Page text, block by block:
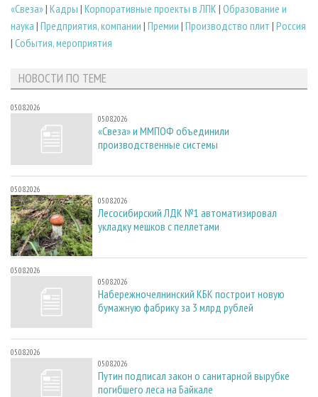
«Свеза»| Кадры | Корпоративные проекты в ЛПК | Образование и
наука | Предприятия, компании | Премии | Производство плит | Россия
| События, мероприятия
НОВОСТИ ПО ТЕМЕ
05.08.2026
05.08.2026
«Свеза» и ММПОФ объединили
производственные системы
05.08.2026
05.08.2026
Лесосибирский ЛДК №1 автоматизировал
укладку мешков с пеллетами
05.08.2026
05.08.2026
Набережночелнинский КБК построит новую
бумажную фабрику за 3 млрд рублей
05.08.2026
05.08.2026
Путин подписал закон о санитарной вырубке
погибшего леса на Байкале